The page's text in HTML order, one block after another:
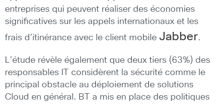
entreprises qui peuvent réaliser des économies
significatives sur les appels internationaux et les
frais d’itinérance avec le client mobile Jabber.
L’étude révèle également que deux tiers (63%) des
responsables IT considèrent la sécurité comme le
principal obstacle au déploiement de solutions
Cloud en général. BT a mis en place des politiques